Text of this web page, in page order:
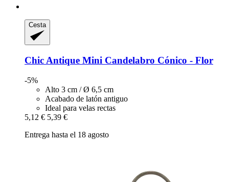
Cesta
Chic Antique Mini Candelabro Cónico -​ Flor
-5%
Alto 3 cm / Ø 6,5 cm
Acabado de latón antiguo
Ideal para velas rectas
5,12 € 5,39 €
Entrega hasta el 18 agosto